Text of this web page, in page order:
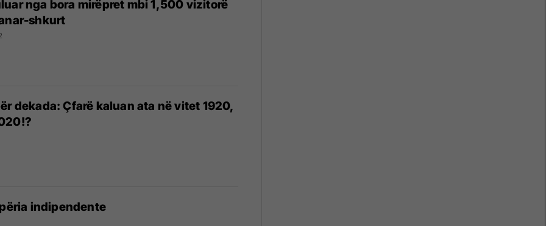
nga bora mirëpret mbi 1,500 vizitorë
shkurt
dekada: Çfarë kaluan ata në vitet 1920,
indipendente